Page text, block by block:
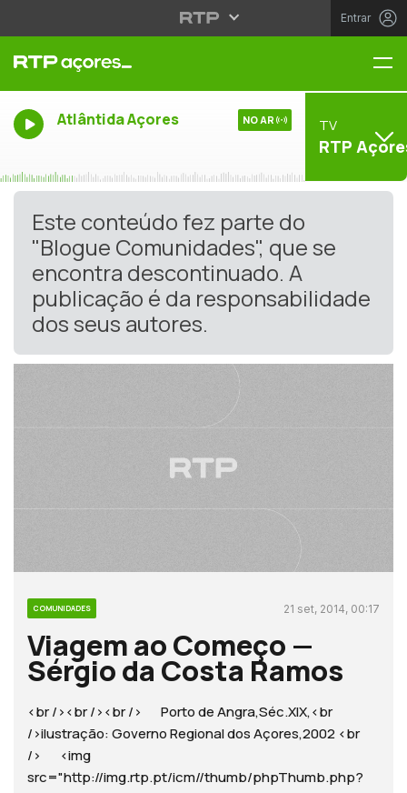
Entrar
Atlântida Açores NO AR TV
RTP
Este conteúdo fez parte do
"Blogue Comunidades", que se
encontra descontinuado. A
publicação é da responsabilidade
dos seus autores.
COMUNIDADES 21 set, 2014, 00:17
Viagem ao Começo —
Sérgio da Costa Ramos
<br /><br /><br /> Porto de Angra,Séc.XIX,<br
/>ilustração: Governo Regional dos Açores,2002 <br
/> <img
src="http://img.rtp.pt/icm//thumb/phpThumb.php?